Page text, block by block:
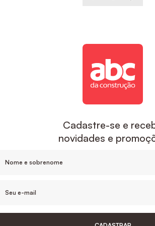
Cadastre-se e
novidades e